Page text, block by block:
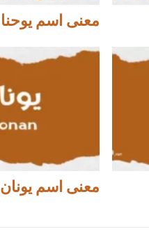
معنى اسم يوحنا
معنى اسم يونان